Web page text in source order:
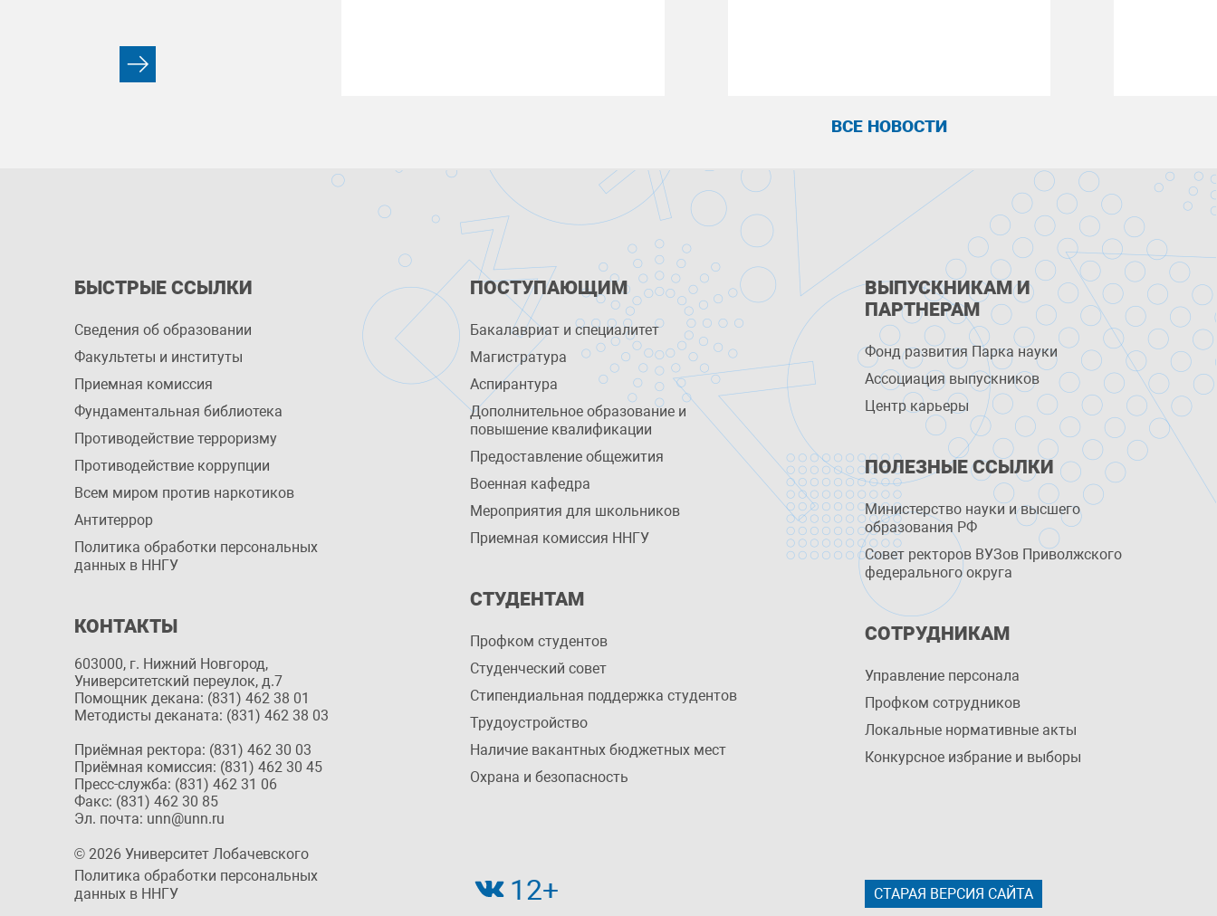
ВСЕ НОВОСТИ
БЫСТРЫЕ ССЫЛКИ
Сведения об образовании
Факультеты и институты
Приемная комиссия
Фундаментальная библиотека
Противодействие терроризму
Противодействие коррупции
Всем миром против наркотиков
Антитеррор
Политика обработки персональных
данных в ННГУ
КОНТАКТЫ
603000, г. Нижний Новгород,
Университетский переулок, д.7
Помощник декана: (831) 462 38 01
Методисты деканата: (831) 462 38 03
Приёмная ректора: (831) 462 30 03
Приёмная комиссия: (831) 462 30 45
Пресс-служба: (831) 462 31 06
Факс: (831) 462 30 85
Эл. почта: unn@unn.ru
ПОСТУПАЮЩИМ
Бакалавриат и специалитет
Магистратура
Аспирантура
Дополнительное образование и
повышение квалификации
Предоставление общежития
Военная кафедра
Мероприятия для школьников
Приемная комиссия ННГУ
СТУДЕНТАМ
Профком студентов
Студенческий совет
Стипендиальная поддержка студентов
Трудоустройство
Наличие вакантных бюджетных мест
Охрана и безопасность
ВЫПУСКНИКАМ И
ПАРТНЕРАМ
Фонд развития Парка науки
Ассоциация выпускников
Центр карьеры
ПОЛЕЗНЫЕ ССЫЛКИ
Министерство науки и высшего
образования РФ
Совет ректоров ВУЗов Приволжского
федерального округа
СОТРУДНИКАМ
Управление персоналa
Профком сотрудников
Локальные нормативные акты
Конкурсное избрание и выборы
© 2026 Университет Лобачевского
Политика обработки персональных
данных в ННГУ
12+ СТАРАЯ ВЕРСИЯ САЙТА